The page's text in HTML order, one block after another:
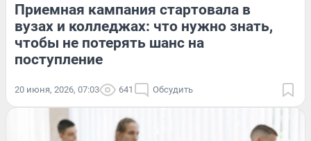
Приемная кампания стартовала в
вузах и колледжах: что нужно знать,
чтобы не потерять шанс на
поступление
20 июня, 2026, 07:03 641 Обсудить